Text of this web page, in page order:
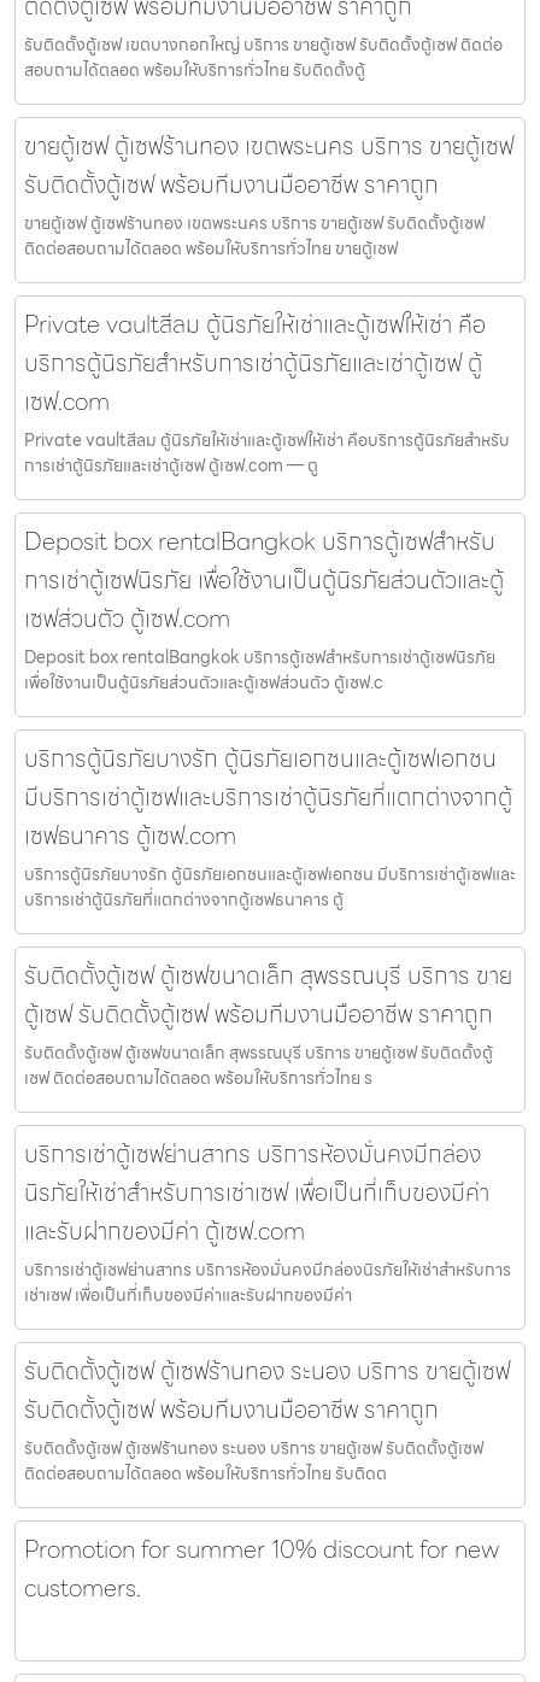
รับติดตั้งตู้เซฟ เขตบางกอกใหญ่ บริการ ขายตู้เซฟ รับติดตั้งตู้เซฟ ติดต่อ
สอบถามได้ตลอด พร้อมให้บริการทั่วไทย รับติดตั้งตู้
ขายตู้เซฟ ตู้เซฟร้านทอง เขตพระนคร บริการ ขายตู้เซฟ
รับติดตั้งตู้เซฟ พร้อมทีมงานมืออาชีพ ราคาถูก
ขายตู้เซฟ ตู้เซฟร้านทอง เขตพระนคร บริการ ขายตู้เซฟ รับติดตั้งตู้เซฟ
ติดต่อสอบถามได้ตลอด พร้อมให้บริการทั่วไทย ขายตู้เซฟ
Private vaultสีลม ตู้นิรภัยให้เช่าและตู้เซฟให้เช่า คือ
บริการตู้นิรภัยสำหรับการเช่าตู้นิรภัยและเช่าตู้เซฟ ตู้
เซฟ.com
Private vaultสีลม ตู้นิรภัยให้เช่าและตู้เซฟให้เช่า คือบริการตู้นิรภัยสำหรับ
การเช่าตู้นิรภัยและเช่าตู้เซฟ ตู้เซฟ.com — ตู
Deposit box rentalBangkok บริการตู้เซฟสำหรับ
การเช่าตู้เซฟนิรภัย เพื่อใช้งานเป็นตู้นิรภัยส่วนตัวและตู้
เซฟส่วนตัว ตู้เซฟ.com
Deposit box rentalBangkok บริการตู้เซฟสำหรับการเช่าตู้เซฟนิรภัย
เพื่อใช้งานเป็นตู้นิรภัยส่วนตัวและตู้เซฟส่วนตัว ตู้เซฟ.c
บริการตู้นิรภัยบางรัก ตู้นิรภัยเอกชนและตู้เซฟเอกชน
มีบริการเช่าตู้เซฟและบริการเช่าตู้นิรภัยที่แตกต่างจากตู้
เซฟธนาคาร ตู้เซฟ.com
บริการตู้นิรภัยบางรัก ตู้นิรภัยเอกชนและตู้เซฟเอกชน มีบริการเช่าตู้เซฟและ
บริการเช่าตู้นิรภัยที่แตกต่างจากตู้เซฟธนาคาร ตู้
รับติดตั้งตู้เซฟ ตู้เซฟขนาดเล็ก สุพรรณบุรี บริการ ขาย
ตู้เซฟ รับติดตั้งตู้เซฟ พร้อมทีมงานมืออาชีพ ราคาถูก
รับติดตั้งตู้เซฟ ตู้เซฟขนาดเล็ก สุพรรณบุรี บริการ ขายตู้เซฟ รับติดตั้งตู้
เซฟ ติดต่อสอบถามได้ตลอด พร้อมให้บริการทั่วไทย ร
บริการเช่าตู้เซฟย่านสาทร บริการห้องมั่นคงมีกล่อง
นิรภัยให้เช่าสำหรับการเช่าเซฟ เพื่อเป็นที่เก็บของมีค่า
และรับฝากของมีค่า ตู้เซฟ.com
บริการเช่าตู้เซฟย่านสาทร บริการห้องมั่นคงมีกล่องนิรภัยให้เช่าสำหรับการ
เช่าเซฟ เพื่อเป็นที่เก็บของมีค่าและรับฝากของมีค่า
รับติดตั้งตู้เซฟ ตู้เซฟร้านทอง ระนอง บริการ ขายตู้เซฟ
รับติดตั้งตู้เซฟ พร้อมทีมงานมืออาชีพ ราคาถูก
รับติดตั้งตู้เซฟ ตู้เซฟร้านทอง ระนอง บริการ ขายตู้เซฟ รับติดตั้งตู้เซฟ
ติดต่อสอบถามได้ตลอด พร้อมให้บริการทั่วไทย รับติดต
Promotion for summer 10% discount for new
customers.